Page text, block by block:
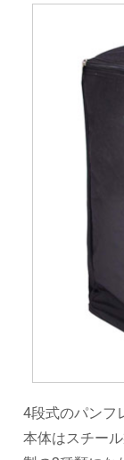
4段式のパンフ
本体はスチー